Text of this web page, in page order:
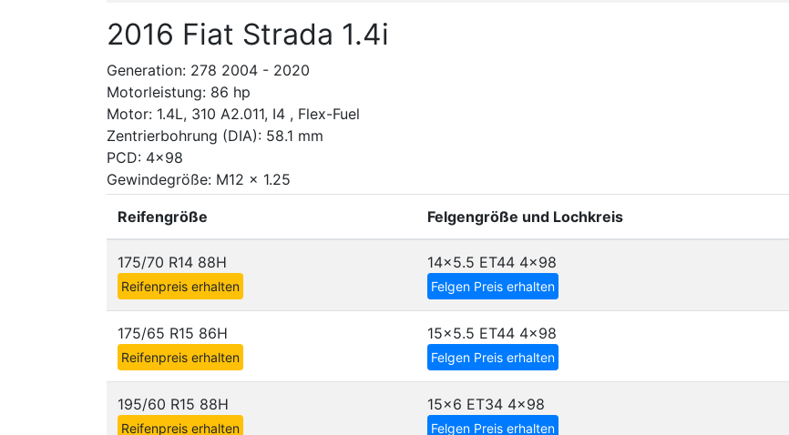
2016 Fiat Strada 1.4i
Generation: 278 2004 - 2020
Motorleistung: 86 hp
Motor: 1.4L, 310 A2.011, I4 , Flex-Fuel
Zentrierbohrung (DIA): 58.1 mm
PCD: 4x98
Gewindegröße: M12 x 1.25
Reifengröße Felgengröße und Lochkreis
175/70 R14 88H
Reifenpreis erhalten
14x5.5 ET44 4x98
Felgen Preis erhalten
175/65 R15 86H
Reifenpreis erhalten
15x5.5 ET44 4x98
Felgen Preis erhalten
195/60 R15 88H
Reifenpreis erhalten
15x6 ET34 4x98
Felgen Preis erhalten